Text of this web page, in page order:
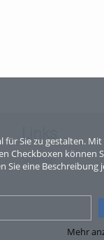
Sie zu gestalten.
Checkboxen können
Sie eine
Mehr
Links
Sitemap